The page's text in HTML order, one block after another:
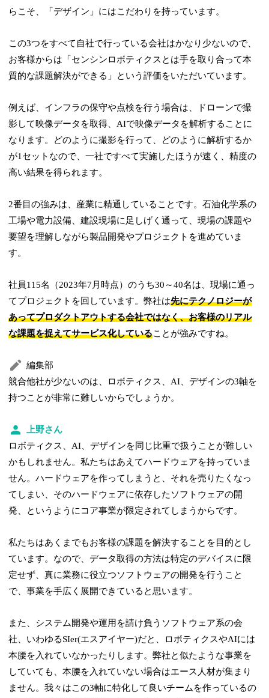
らこそ、「デザイン」にはこだわりを持っています。
この3つをすべて自社で行っている会社はかなり少ないので、
お客様からは「センシンロボティクスとは手を取り合って本
質的な課題解決ができる」という評価をいただいています。
例えば、インフラの保守や点検を行う場合は、ドローンで撮
影して映像データを取得、AIで映像データを解析することに
なります。どのように撮影を行って、どのように解析するか
が1セットなので、一社ですべて実施したほうが速く、精度の
高い結果を得られます。
2番目の強みは、産業に精通していることです。石油化学系の
工場や電力設備、建設現場に足しげく通って、現場の課題や
要望を理解しながら製品開発やプロジェクトを進めていま
す。
社員115名（2023年7月時点）のうち30～40名は、現場に通っ
てプロジェクトを回しています。弊社は先にテクノロジーが
あってプロダクトアウトする会社ではなく、お客様のリアル
な課題を捉えてサービス化していることが強みですね。
編集部
競合他社が少ないのは、ロボティクス、AI、デザインの3軸を
持つことが非常に難しいからでしょうか。
上野さん
ロボティクス、AI、デザインを同じ比重で扱うことが難しい
かもしれません。私たちはあえてハードウェアを持っていま
せん。ハードウェアを作ってしまうと、それを売りたくなっ
てしまい、そのハードウェアに依存したソフトウェアの開
発、というようにコア事業が限定されてしまうからです。
私たちはあくまでもお客様の課題を解決することを目的とし
ています。なので、データ取得の方法は特定のデバイスに限
定せず、真に業務に役立つソフトウェアの開発を行うこと
で、事業を手広く展開できていると思います。
また、システム開発や運用を請け負うソフトウェア系の会
社、いわゆるSIer(エスアイヤー)だと、ロボティクスやAIには
本腰を入れていなかったりします。弊社と似たような事業を
していても、本腰を入れていない場合はエース人材が集まり
ません。我々はこの3軸に特化して良いチームを作っているの